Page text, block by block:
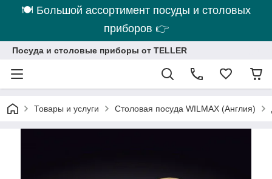
🍽 Большой ассортимент посуды и столовых
приборов 👉
Посуда и столовые приборы от TELLER
Товары и услуги Столовая посуда WILMAX (Англия)